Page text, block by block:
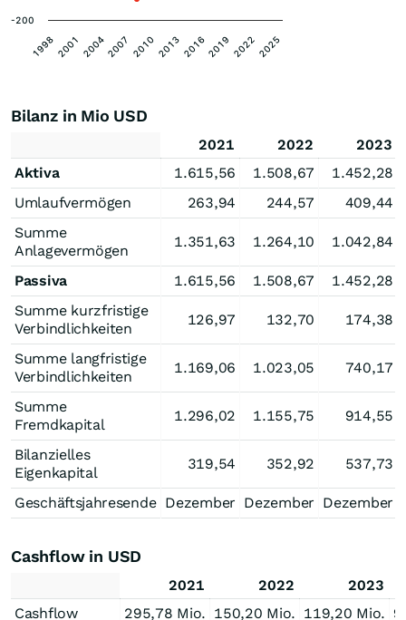
19982001 20042007 2010 201320162019 20222025
-200
Bilanz in Mio USD
2021 2022
2023
Aktiva
1.615,56 1.508,67
1.452,28
Umlaufvermögen
263,94 244,57
409,44
Summe
Anlagevermögen
1.351,63 1.264,10 1.042,84
Passiva 1.615,56 1.508,67
1.452,28
Summe kurzfristige
Verbindlichkeiten
126,97 132,70 174,38
Summe langfristige
Verbindlichkeiten
1.169,06 1.023,05 740,17
Summe
Fremdkapital
1.296,02 1.155,75 914,55
Bilanzielles
Eigenkapital
319,54 352,92 537,73
Geschäftsjahresende Dezember Dezember Dezember
Cashflow in USD
2021 2022
2023
Cashflow
295,78 Mio. 150,20 Mio. 119,20 Mio.